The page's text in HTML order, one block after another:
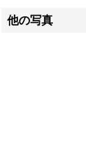
他の写真